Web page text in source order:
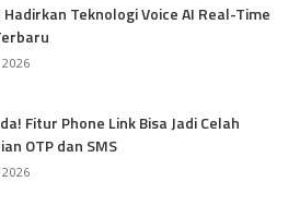
Hadirkan Teknologi Voice AI Real-Time
Fitur Phone Link Bisa Jadi Celah
OTP dan SMS